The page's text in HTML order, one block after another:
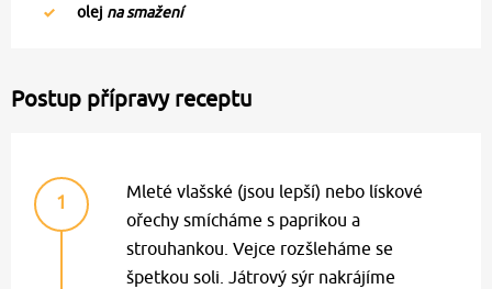
olej na smažení
Postup přípravy receptu
1
Mleté vlašské (jsou lepší) nebo lískové
ořechy smícháme s paprikou a
strouhankou. Vejce rozšleháme se
špetkou soli. Játrový sýr nakrájíme